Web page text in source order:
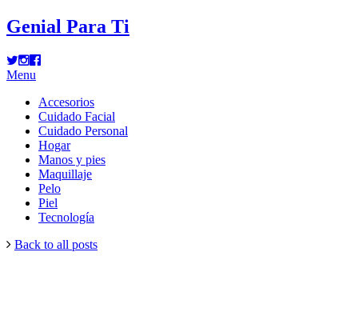
Genial Para Ti
Menu
Accesorios
Cuidado Facial
Cuidado Personal
Hogar
Manos y pies
Maquillaje
Pelo
Piel
Tecnología
Back to all posts